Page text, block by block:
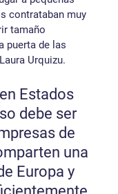
contrataban muy
tamaño
puerta de las
Urquizu.
Estados
debe ser
de
una
Europa y